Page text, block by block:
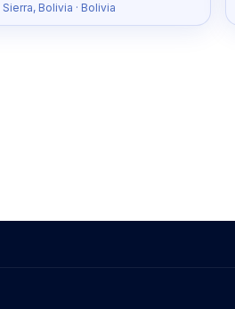
Bolivia · Bolivia